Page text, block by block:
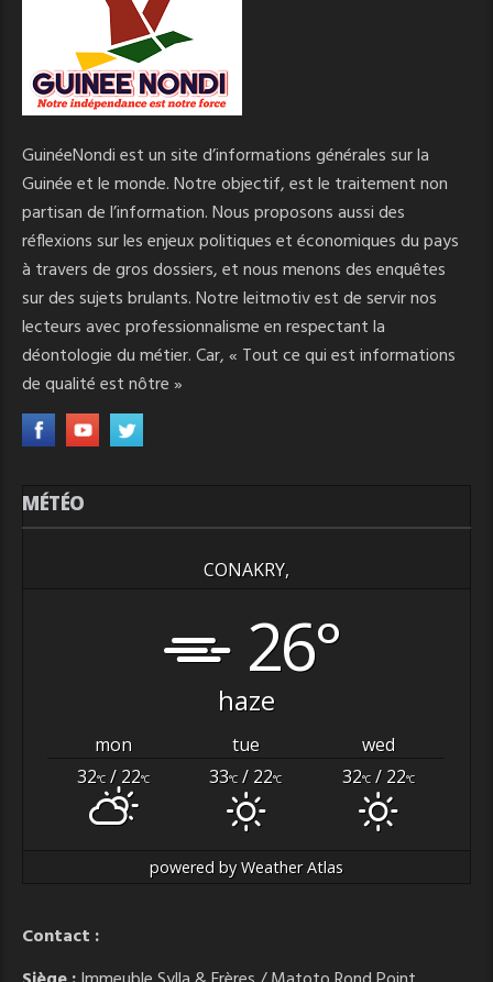
GuinéeNondi est un site d’informations générales sur la
Guinée et le monde. Notre objectif, est le traitement non
partisan de l’information. Nous proposons aussi des
réflexions sur les enjeux politiques et économiques du pays
à travers de gros dossiers, et nous menons des enquêtes
sur des sujets brulants. Notre leitmotiv est de servir nos
lecteurs avec professionnalisme en respectant la
déontologie du métier. Car, « Tout ce qui est informations
de qualité est nôtre »
MÉTÉO
CONAKRY,
26°
haze
mon tue
wed
32°C / 22°C 33°C / 22°C 32°C/ 22°C
powered byWeather Atlas
Contact :